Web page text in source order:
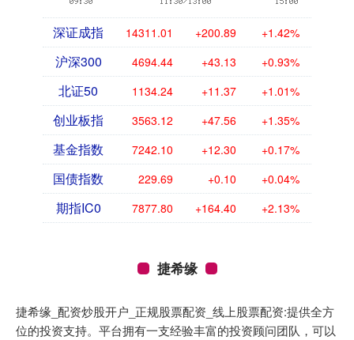
深证成指 14311.01 +200.89 +1.42%
沪深300 4694.44 +43.13 +0.93%
北证50 1134.24 +11.37 +1.01%
创业板指 3563.12 +47.56 +1.35%
基金指数 7242.10 +12.30 +0.17%
国债指数 229.69 +0.10 +0.04%
期指IC0 7877.80 +164.40 +2.13%
捷希缘
捷希缘_配资炒股开户_正规股票配资_线上股票配资:提供全方
位的投资支持。平台拥有一支经验丰富的投资顾问团队，可以